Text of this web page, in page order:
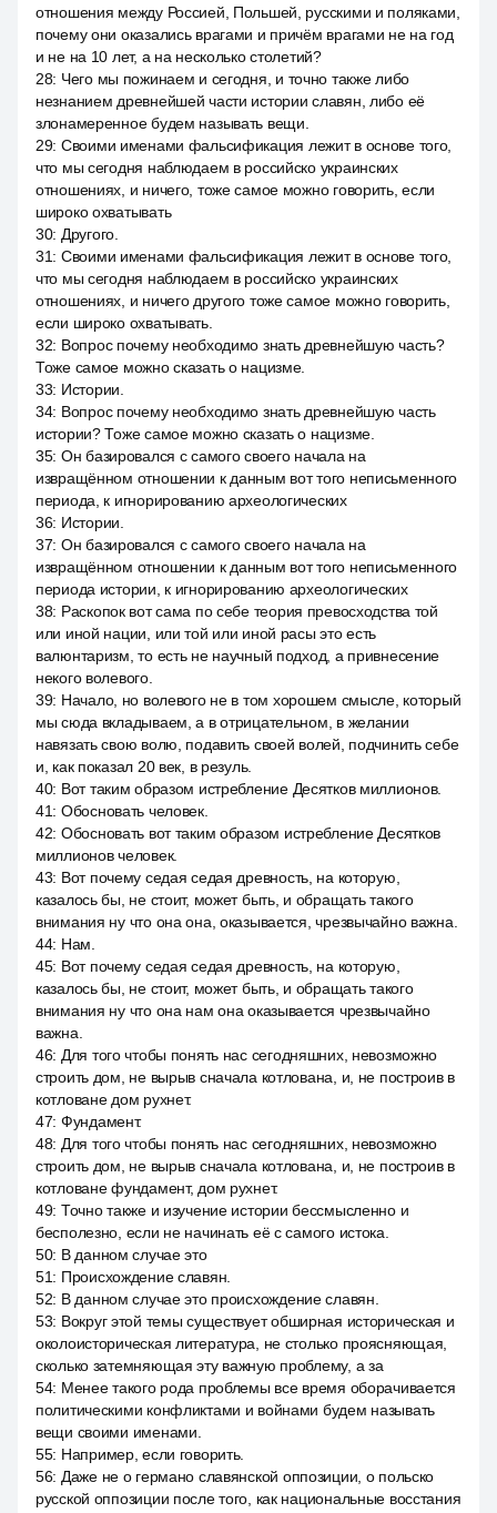
отношения между Россией, Польшей, русскими и поляками,
почему они оказались врагами и причём врагами не на год
и не на 10 лет, а на несколько столетий?
28: Чего мы пожинаем и сегодня, и точно также либо
незнанием древнейшей части истории славян, либо её
злонамеренное будем называть вещи.
29: Своими именами фальсификация лежит в основе того,
что мы сегодня наблюдаем в российско украинских
отношениях, и ничего, тоже самое можно говорить, если
широко охватывать
30: Другого.
31: Своими именами фальсификация лежит в основе того,
что мы сегодня наблюдаем в российско украинских
отношениях, и ничего другого тоже самое можно говорить,
если широко охватывать.
32: Вопрос почему необходимо знать древнейшую часть?
Тоже самое можно сказать о нацизме.
33: Истории.
34: Вопрос почему необходимо знать древнейшую часть
истории? Тоже самое можно сказать о нацизме.
35: Он базировался с самого своего начала на
извращённом отношении к данным вот того неписьменного
периода, к игнорированию археологических
36: Истории.
37: Он базировался с самого своего начала на
извращённом отношении к данным вот того неписьменного
периода истории, к игнорированию археологических
38: Раскопок вот сама по себе теория превосходства той
или иной нации, или той или иной расы это есть
валюнтаризм, то есть не научный подход, а привнесение
некого волевого.
39: Начало, но волевого не в том хорошем смысле, который
мы сюда вкладываем, а в отрицательном, в желании
навязать свою волю, подавить своей волей, подчинить себе
и, как показал 20 век, в резуль.
40: Вот таким образом истребление Десятков миллионов.
41: Обосновать человек.
42: Обосновать вот таким образом истребление Десятков
миллионов человек.
43: Вот почему седая седая древность, на которую,
казалось бы, не стоит, может быть, и обращать такого
внимания ну что она она, оказывается, чрезвычайно важна.
44: Нам.
45: Вот почему седая седая древность, на которую,
казалось бы, не стоит, может быть, и обращать такого
внимания ну что она нам она оказывается чрезвычайно
важна.
46: Для того чтобы понять нас сегодняшних, невозможно
строить дом, не вырыв сначала котлована, и, не построив в
котловане дом рухнет.
47: Фундамент.
48: Для того чтобы понять нас сегодняшних, невозможно
строить дом, не вырыв сначала котлована, и, не построив в
котловане фундамент, дом рухнет.
49: Точно также и изучение истории бессмысленно и
бесполезно, если не начинать её с самого истока.
50: В данном случае это
51: Происхождение славян.
52: В данном случае это происхождение славян.
53: Вокруг этой темы существует обширная историческая и
околоисторическая литература, не столько проясняющая,
сколько затемняющая эту важную проблему, а за
54: Менее такого рода проблемы все время оборачивается
политическими конфликтами и войнами будем называть
вещи своими именами.
55: Например, если говорить.
56: Даже не о германо славянской оппозиции, о польско
русской оппозиции после того, как национальные восстания